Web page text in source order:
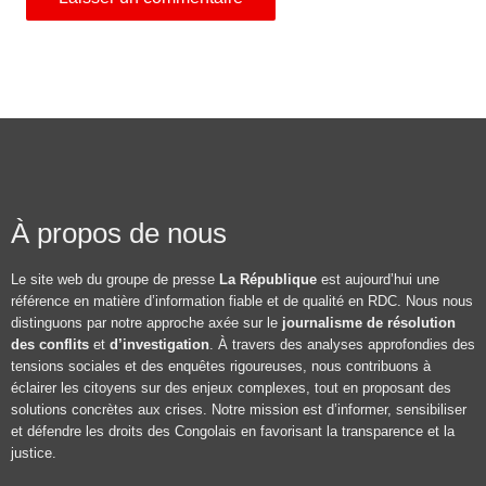
À propos de nous
Le site web du groupe de presse La République est aujourd’hui une
référence en matière d’information fiable et de qualité en RDC. Nous nous
distinguons par notre approche axée sur le journalisme de résolution
des conflits et d’investigation. À travers des analyses approfondies des
tensions sociales et des enquêtes rigoureuses, nous contribuons à
éclairer les citoyens sur des enjeux complexes, tout en proposant des
solutions concrètes aux crises. Notre mission est d’informer, sensibiliser
et défendre les droits des Congolais en favorisant la transparence et la
justice.